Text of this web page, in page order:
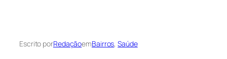
Escrito porRedaçãoemBairros, Saúde